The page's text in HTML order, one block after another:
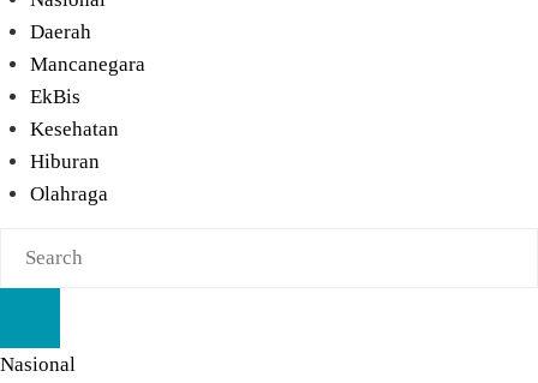
Daerah
Mancanegara
EkBis
Kesehatan
Hiburan
Olahraga
Nasional